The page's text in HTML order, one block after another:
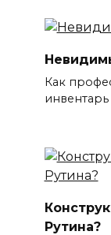
Как
Рутина?